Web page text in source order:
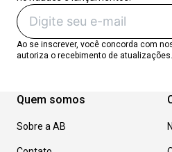
Ao se inscrever, você concorda com
autoriza o recebimento de atualizações.
Quem somos
Sobre a AB